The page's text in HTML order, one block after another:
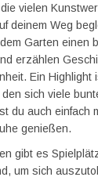
vielen
deinem Weg
Garten einen
erzählen
Ein Highlight
den sich viele
du auch einfach
genießen.
gibt es
um sich